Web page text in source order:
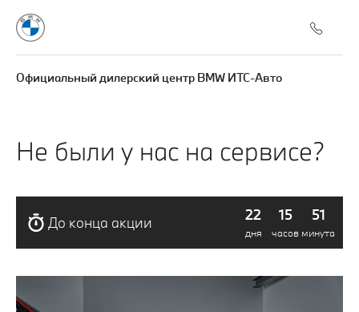
Официальный дилерский центр BMW ИТС-Авто
Не были у нас на сервисе?
До конца акции 22 15 51